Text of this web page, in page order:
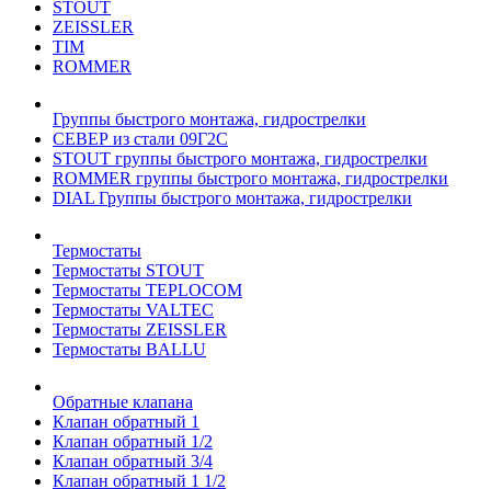
STOUT
ZEISSLER
TIM
ROMMER
Группы быстрого монтажа, гидрострелки
СЕВЕР из стали 09Г2С
STOUT группы быстрого монтажа, гидрострелки
ROMMER группы быстрого монтажа, гидрострелки
DIAL Группы быстрого монтажа, гидрострелки
Термостаты
Термостаты STOUT
Термостаты TEPLOCOM
Термостаты VALTEC
Термостаты ZEISSLER
Термостаты BALLU
Обратные клапана
Клапан обратный 1
Клапан обратный 1/2
Клапан обратный 3/4
Клапан обратный 1 1/2